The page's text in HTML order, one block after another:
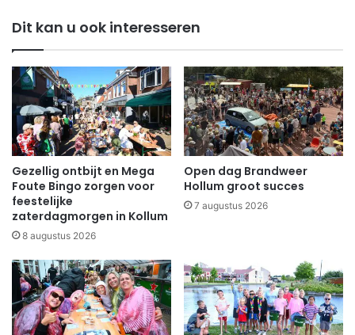
Dit kan u ook interesseren
Gezellig ontbijt en Mega
Foute Bingo zorgen voor
feestelijke
zaterdagmorgen in Kollum
8 augustus 2026
Open dag Brandweer
Hollum groot succes
7 augustus 2026